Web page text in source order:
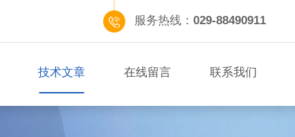
服务热线： 029-88490911
技术文章 在线留言 联系我们